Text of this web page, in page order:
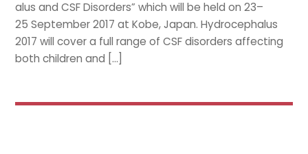
alus and CSF Dis­orders” which will be held on 23–
25 Septem­ber 2017 at Kobe, Japan. Hydro­ceph­alus
2017 will cov­er a full range of CSF dis­orders affect­ing
both chil­dren and […]